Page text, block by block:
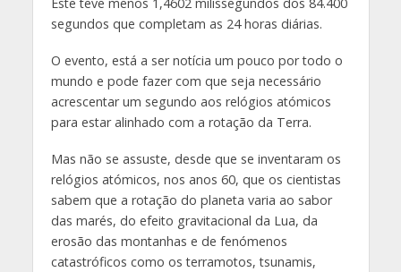
segundos que completam as 24 horas diárias.
O evento, está a ser notícia um pouco por todo o
mundo e pode fazer com que seja necessário
acrescentar um segundo aos relógios atómicos
para estar alinhado com a rotação da Terra.
Mas não se assuste, desde que se inventaram os
relógios atómicos, nos anos 60, que os cientistas
sabem que a rotação do planeta varia ao sabor
das marés, do efeito gravitacional da Lua, da
erosão das montanhas e de fenómenos
catastróficos como os terramotos, tsunamis,